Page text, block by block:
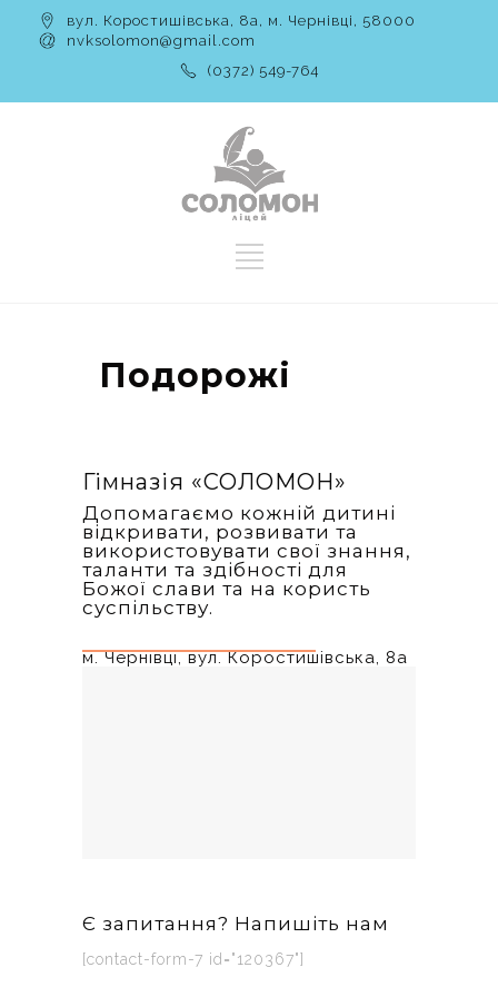
вул. Коростишівська, 8а, м. Чернівці, 58000
nvksolomon@gmail.com
(0372) 549-764
Подорожі
Гімназія «‎СОЛОМОН»
Допомагаємо кожній дитині
відкривати, розвивати та
використовувати свої знання,
таланти та здібності для
Божої слави та на користь
суспільству.
м. Чернівці, вул. Коростишівська, 8а
Є запитання? Напишіть нам
[contact-form-7 id="120367"]